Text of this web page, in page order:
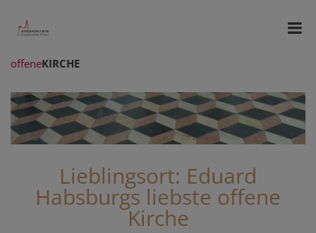
offeneKIRCHE
Lieblingsort: Eduard
Habsburgs liebste offene
Kirche